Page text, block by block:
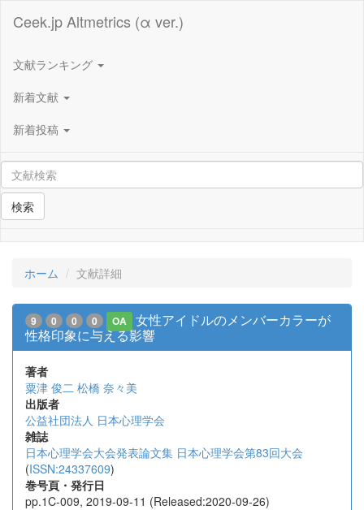
Ceek.jp Altmetrics (α ver.)
文献ランキング
新着文献
新着投稿
検索
ホーム 文献詳細
9 0 0 0 OA
女性アイドルのメンバーカラーが
性格印象に与える影響
著者
粟津 俊二 松橋 奈々美
出版者
公益社団法人 日本心理学会
雑誌
日本心理学会大会発表論文集 日本心理学会第83回大会
(ISSN:24337609)
巻号頁・発行日
pp.1C-009, 2019-09-11 (Released:2020-09-26)